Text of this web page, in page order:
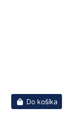
Do košíka